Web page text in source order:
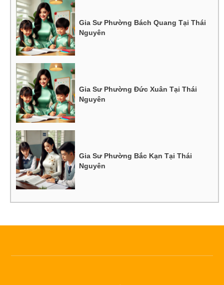
Gia Sư Phường Bách Quang Tại Thái
Nguyên
Gia Sư Phường Đức Xuân Tại Thái
Nguyên
Gia Sư Phường Bắc Kạn Tại Thái
Nguyên